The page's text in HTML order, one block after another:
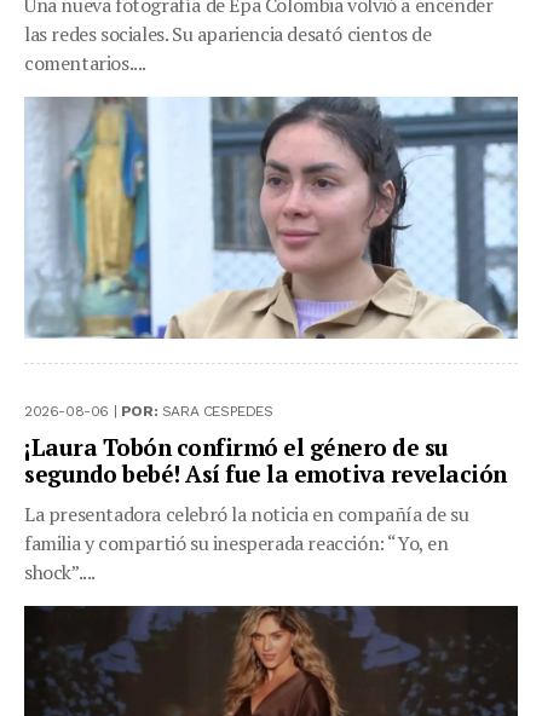
las redes sociales. Su apariencia desató cientos de
comentarios....
2026-08-06 | POR: SARA CESPEDES
¡Laura Tobón confirmó el género de su
segundo bebé! Así fue la emotiva revelación
La presentadora celebró la noticia en compañía de su
familia y compartió su inesperada reacción: “Yo, en
shock”....